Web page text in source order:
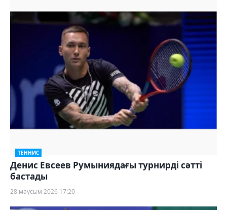
ТЕННИС
Денис Евсеев Румыниядағы турнирді сәтті
бастады
28 маусым 2026 17:20